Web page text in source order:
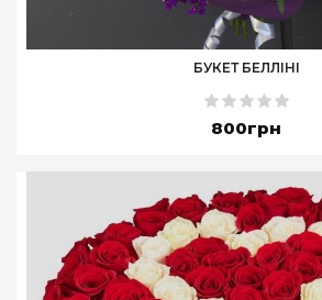
БУКЕТ БЕЛЛІНІ
800грн